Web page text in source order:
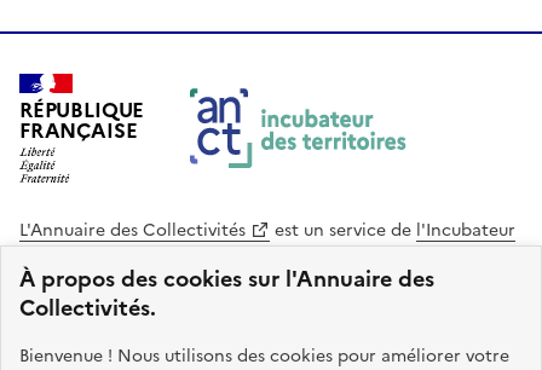
À propos des cookies sur l'Annuaire des
Collectivités.
Bienvenue ! Nous utilisons des cookies pour améliorer votre
RÉPUBLIQUE
FRANÇAISE
L'Annuaire des Collectivités est un service de l'Incubateur
des Territoires
Cohésion des Territoires
. Le code source de ce site web
est disponible en licence libre. Le design de ce site est conçu
avec le système de design de l’État.